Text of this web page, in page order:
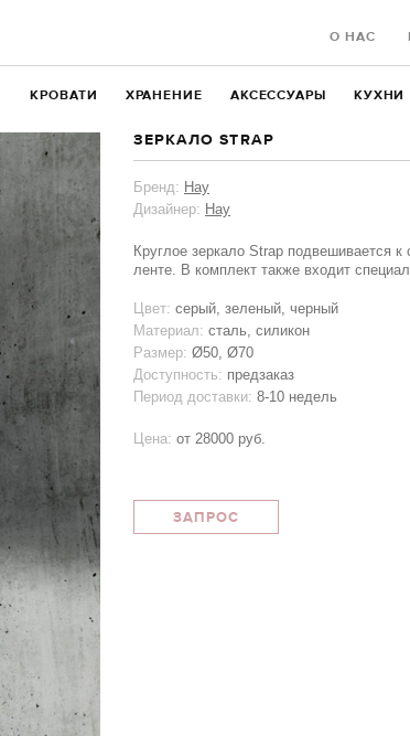
КРОВАТИ ХРАНЕНИЕ АКСЕССУАРЫ КУХНИ
О НАС
ЗЕРКАЛО STRAP
Бренд: Hay
Дизайнер: Hay
Круглое зеркало Strap подвешивается к
ленте. В комплект также входит
Цвет: серый, зеленый, черный
Материал: сталь, силикон
Размер: Ø50, Ø70
Доступность: предзаказ
Период доставки: 8-10 недель
Цена: от 28000 руб.
ЗАПРОС